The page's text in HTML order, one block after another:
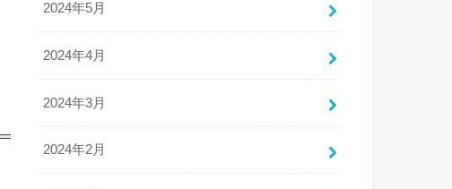
2024年5月
2024年4月
2024年3月
2024年2月